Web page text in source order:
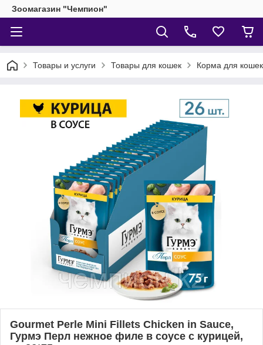
Зоомагазин "Чемпион"
Товары и услуги Товары для кошек Корма для кошек
Gourmet Perle Mini Fillets Chicken in Sauce,
Гурмэ Перл нежное филе в соусе с курицей,